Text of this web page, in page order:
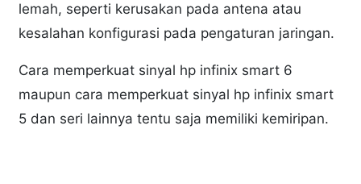
lemah, seperti kerusakan pada antena atau
kesalahan konfigurasi pada pengaturan jaringan.
Cara memperkuat sinyal hp infinix smart 6
maupun cara memperkuat sinyal hp infinix smart
5 dan seri lainnya tentu saja memiliki kemiripan.